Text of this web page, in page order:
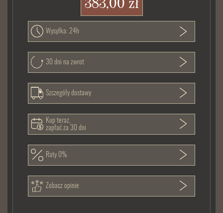
Wysyłka: 24h
30 dni na zwrot
Szczegóły dostawy
Kup teraz,
zapłać za 30 dni
Raty 0%
Zobacz opinie